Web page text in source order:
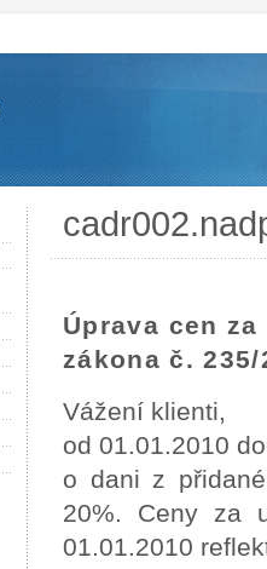
Úprava cen
zákona č. 235/
Vážení klienti,
od 01.01.2010
o dani z
20%. Ceny za
01.01.2010